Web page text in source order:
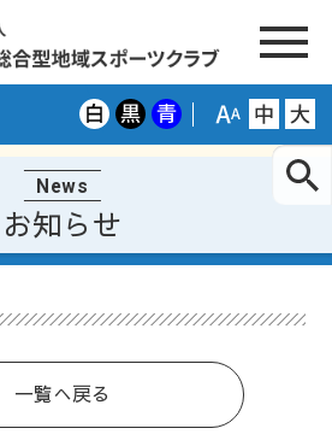
News
お知らせ
一覧へ戻る